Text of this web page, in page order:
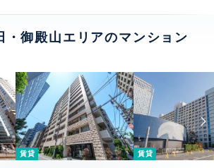
・御殿山エリアのマンション
賃貸 賃貸